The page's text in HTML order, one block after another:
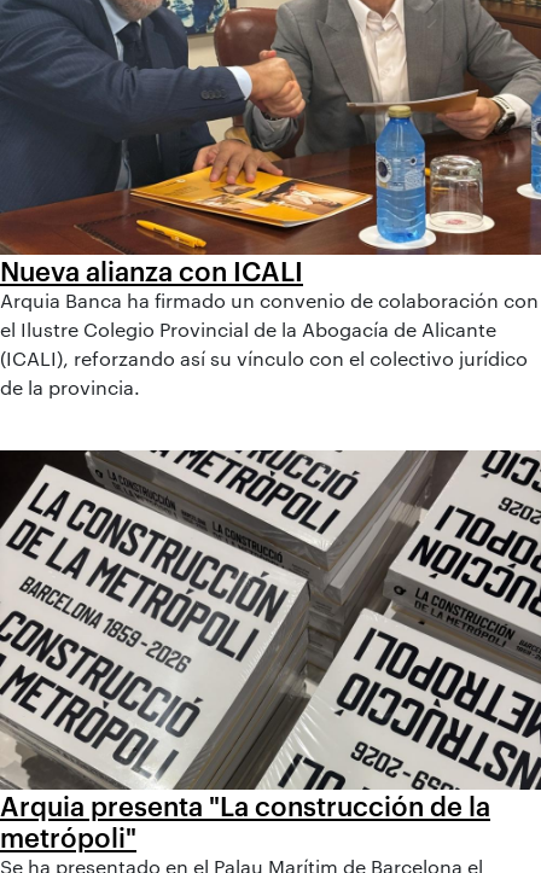
Nueva alianza con ICALI
Arquia Banca ha firmado un convenio de colaboración con
el Ilustre Colegio Provincial de la Abogacía de Alicante
(ICALI), reforzando así su vínculo con el colectivo jurídico
de la provincia.
Arquia presenta "La construcción de la
metrópoli"
Se ha presentado en el Palau Marítim de Barcelona el